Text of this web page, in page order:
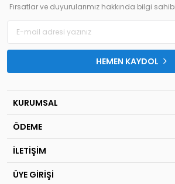
Fırsatlar ve duyurularımız hakkında bilgi
HEMEN KAYDOL
KURUMSAL
ÖDEME
İLETİŞİM
ÜYE GİRİŞİ